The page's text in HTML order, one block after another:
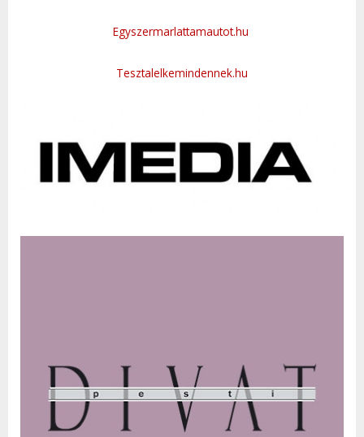
Egyszermarlattamautot.hu
Tesztalelkemindennek.hu